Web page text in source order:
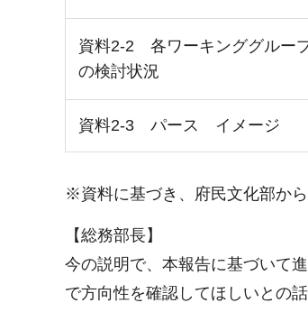
資料2-2 各ワーキンググルー
の検討状況
資料2-3 パース イメージ
※資料に基づき、府民文化部か
【総務部長】
今の説明で、本報告に基づいて
で方向性を確認してほしいとの